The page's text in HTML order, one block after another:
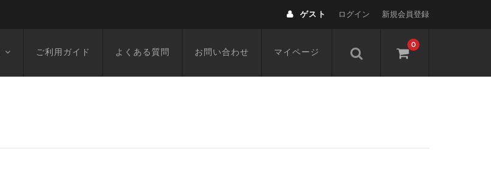
ゲスト ログイン 新規会員登録
0
ご利用ガイド よくある質問 お問い合わせ マイページ